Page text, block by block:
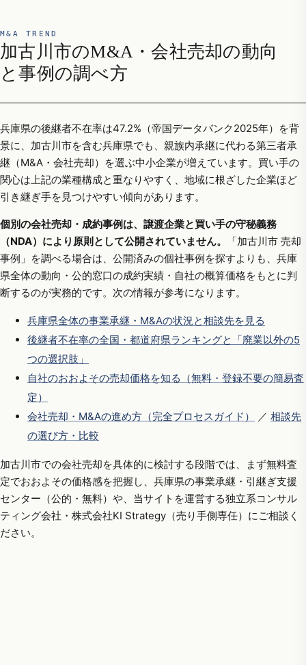
M&A TREND
加古川市のM&A・会社売却の動向
と事例の調べ方
兵庫県の後継者不在率は47.2%（帝国データバンク2025年）を背
景に、加古川市を含む兵庫県でも、親族内承継に代わる第三者承
継（M&A・会社売却）を選ぶ中小企業が増えています。買い手の
関心は上記の業種構成と重なりやすく、地域に根ざした企業ほど
引き継ぎ手を見つけやすい傾向があります。
個別の会社売却・成約事例は、譲渡企業と買い手の守秘義務
（NDA）により原則として公開されていません。
「加古川市 売却
事例」を調べる場合は、公開済みの個社事例を探すよりも、兵庫
県全体の動向・公的窓口の成約実績・自社の概算価格をもとに判
断するのが実務的です。次の情報が参考になります。
兵庫県全体の事業承継・M&Aの状況と相談先を見る
後継者不在率の全国・都道府県ランキングと「廃業以外の5
つの選択肢」
自社のおおよその売却価格を知る（無料・登録不要の簡易査
定）
会社売却・M&Aの進め方（完全プロセスガイド）
／ 相談先
の選び方・比較
加古川市での会社売却を具体的に検討する段階では、まず無料査
定でおおよその価格感を把握し、兵庫県の事業承継・引継ぎ支援
センター（公的・無料）や、当サイトを運営する独立系コンサル
ティング会社・株式会社KI Strategy（売り手側専任）にご相談く
ださい。